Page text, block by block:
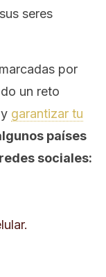
seres
por
un reto
garantizar tu
países
sociales: